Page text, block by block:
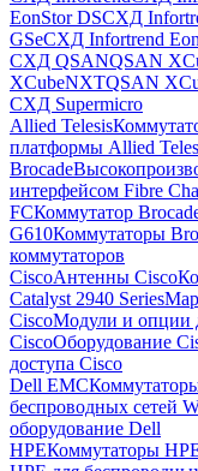
EonStor DSСХД
GSeСХД Infortrend
СХД QSANQSAN
XCubeNXTQSAN
СХД Supermicro
Allied Telesis
платформы Allied
Brocade
интерфейсом Fibre
FCКоммутатор
G610Коммутаторы
коммутаторов
CiscoАнтенны Cisco
Catalyst 2940 Series
CiscoМодули и опции
CiscoОборудование
доступа Cisco
Dell EMC
беспроводных сетей
оборудование Dell
HPEКоммутаторы